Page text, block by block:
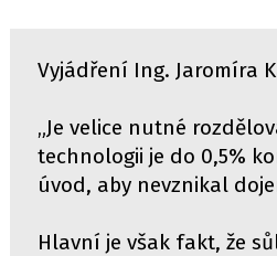
Vyjádření Ing. Jaromíra
„Je velice nutné
technologii je do 0,5%
úvod, aby nevznikal
Hlavní je však fakt, že